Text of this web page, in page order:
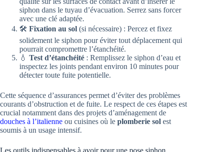
siphon dans le tuyau d’évacuation. Serrez sans forcer
avec une clé adaptée.
🛠️ Fixation au sol (si nécessaire) : Percez et fixez
solidement le siphon pour éviter tout déplacement qui
pourrait compromettre l’étanchéité.
💧 Test d’étanchéité : Remplissez le siphon d’eau et
inspectez les joints pendant environ 10 minutes pour
détecter toute fuite potentielle.
Cette séquence d’assurances permet d’éviter des problèmes
courants d’obstruction et de fuite. Le respect de ces étapes est
crucial notamment dans des projets d’aménagement de
douches à l’italienne ou cuisines où le plomberie sol est
soumis à un usage intensif.
Les outils indispensables à avoir pour une pose siphon